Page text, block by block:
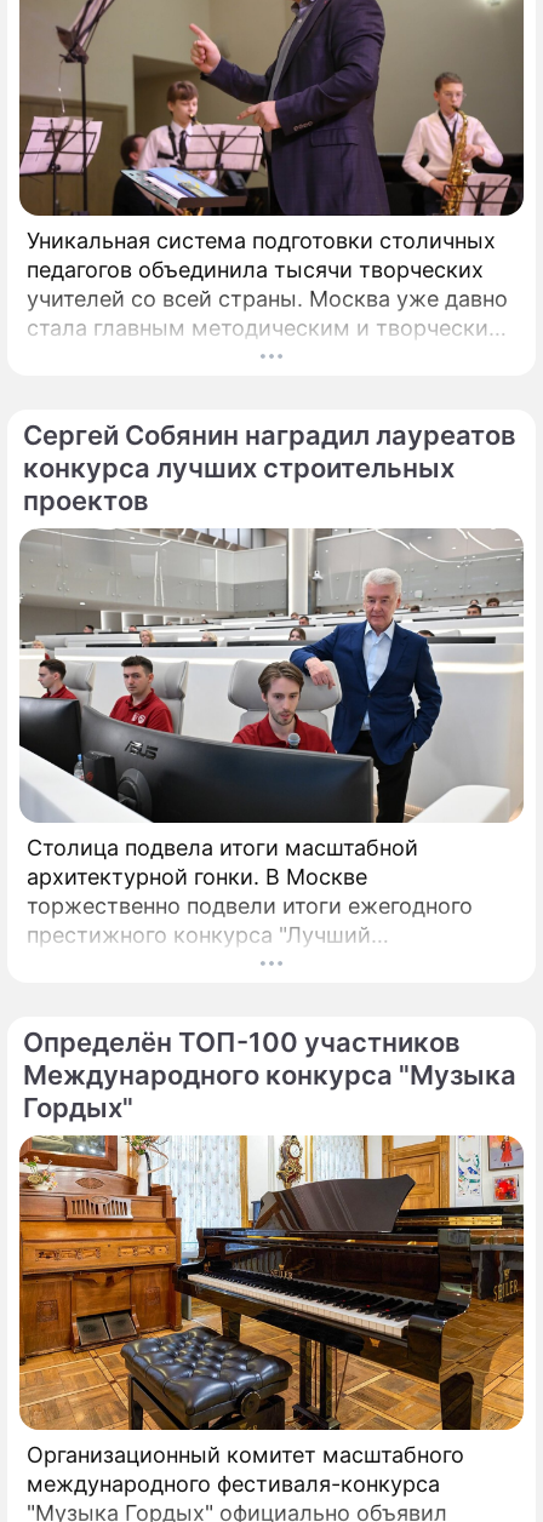
Уникальная система подготовки столичных
педагогов объединила тысячи творческих
учителей со всей страны. Москва уже давно
стала главным методическим и творческим
центром России, где рождаются самые
Сергей Собянин наградил лауреатов
конкурса лучших строительных
проектов
Столица подвела итоги масштабной
архитектурной гонки. В Москве
торжественно подвели итоги ежегодного
престижного конкурса "Лучший
реализованный проект в области
Определён ТОП-100 участников
Международного конкурса "Музыка
Гордых"
Организационный комитет масштабного
международного фестиваля-конкурса
"Музыка Гордых" официально объявил